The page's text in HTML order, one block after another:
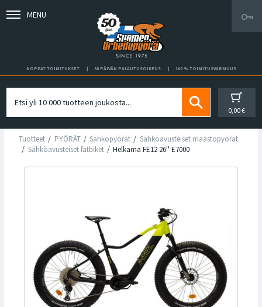
MENU
NOPEAT TOIMITUKSET 30 PÄIVÄN PALAUTUSOIKEUS 100 % TOIMITUSVARMUUS
0,00 €
Tuotteet PYÖRÄT Sähköpyörät
Sähköavusteiset maastopyörät
Sähköavusteiset fatbiket
Helkama FE12 26'' E7000